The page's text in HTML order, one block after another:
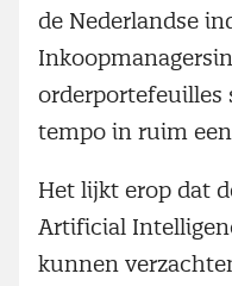
de Nederlandse
orderportefeuilles
tempo in ruim
Het lijkt erop dat
Artificial
kunnen